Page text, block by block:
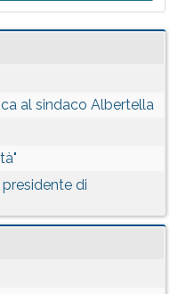
al sindaco Albertella
di